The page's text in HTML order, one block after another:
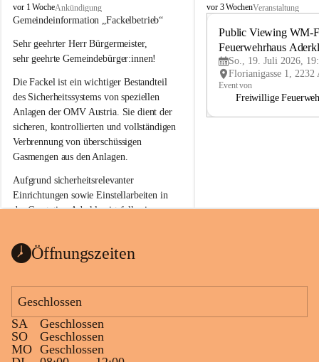
A
d
r
k
a
a
vor 1 WocheAnkündigung
Gemeindeinformation „Fackelbetrieb“
Sehr geehrter Herr Bürgermeister,
sehr geehrte Gemeindebürger:innen!
Die Fackel ist ein wichtiger Bestandteil
des Sicherheitssystems von speziellen
Anlagen der OMV Austria. Sie dient der
sicheren, kontrollierten und vollständigen
Verbrennung von überschüssigen
Gasmengen aus den Anlagen.
Aufgrund sicherheitsrelevanter
Einrichtungen sowie Einstellarbeiten in
der Gasstation Aderklaa ist fallweise
kommenden Tagen und Wochen wird
sein.
Die OMV Austria ist bemüht, für die
Bevölkerung ungewohnte, jedoch
technisch notwendige Betriebszustände so
kurz wie möglich zu halten.
A
vor 3 WochenVeranstaltung
Public Viewing WM-
Feuerwehrhaus
So., 19. Juli 2026,
Event von
Freiwillige
Öffnungszeiten
Geschlossen
SA
Geschlossen
SO
Geschlossen
MO Geschlossen